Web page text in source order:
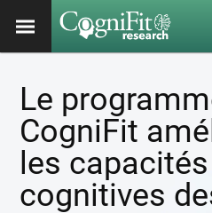
Le
CogniFit
les capacités
cognitives